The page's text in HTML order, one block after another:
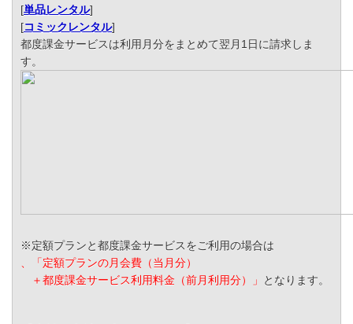
[単品レンタル]
[コミックレンタル]
都度課金サービスは利用月分をまとめて翌月1日に請求しま
す。
※定額プランと都度課金サービスをご利用の場合は
、「定額プランの月会費（当月分）
＋都度課金サービス利用料金（前月利用分）」
となります。